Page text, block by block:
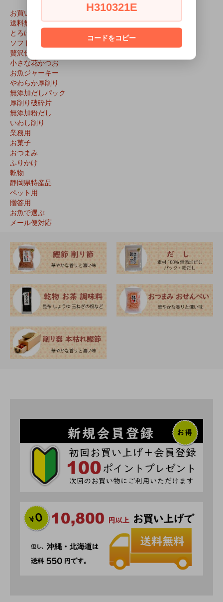
お買い得品
送料無料
とろける花かつお（超極薄削り）
ソフト削り
贅沢仕上げの花けずり・花かつお
小さな花かつお
お魚ジャーキー
やわらか厚削り
無添加だしパック
厚削り破砕片
無添加粉だし
いわし削り
業務用
お菓子
おつまみ
ふりかけ
乾物
静岡県特産品
ペット用
贈答用
お魚で選ぶ
メール便対応
H310321E
コードをコピー